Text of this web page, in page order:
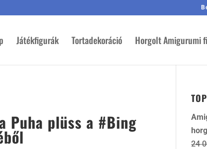
Játékfigurák Tortadekoráció Horgolt Amigurumi
Puha plüss a #Bing
24